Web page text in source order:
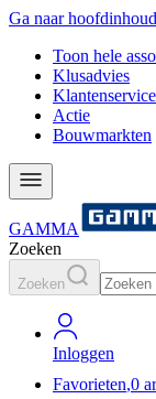
Ga naar hoofdinhoud
Toon hele
Klusadvies
Klantenservice
Actie
Bouwmarkten
GAMMA
Zoeken
Zoeken
Inloggen
Favorieten,0